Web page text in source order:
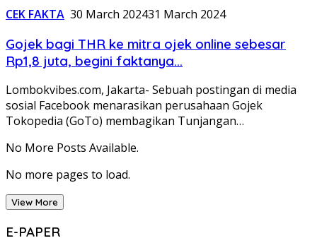
CEK FAKTA 30 March 202431 March 2024
Gojek bagi THR ke mitra ojek online sebesar
Rp1,8 juta, begini faktanya…
Lombokvibes.com, Jakarta- Sebuah postingan di media
sosial Facebook menarasikan perusahaan Gojek
Tokopedia (GoTo) membagikan Tunjangan…
No More Posts Available.
No more pages to load.
View More
E-PAPER